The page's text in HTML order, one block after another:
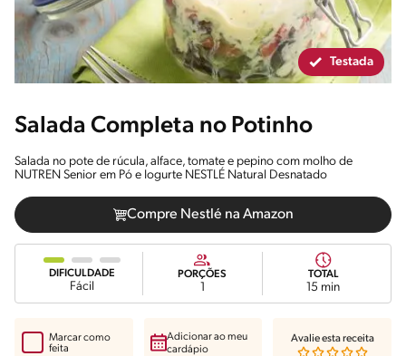
Testada
Salada Completa no Potinho
Salada no pote de rúcula, alface, tomate e pepino com molho de
NUTREN Senior em Pó e Iogurte NESTLÉ Natural Desnatado
Compre Nestlé na Amazon
DIFICULDADE
Fácil
PORÇÕES
1
TOTAL
15 min
Marcar como
feita
Adicionar ao meu
cardápio
Avalie esta receita